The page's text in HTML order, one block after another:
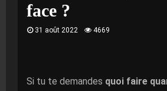
face ?
31 août 2022 4669
Si tu te demandes quoi faire